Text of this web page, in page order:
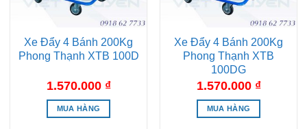
Xe Đẩy 4 Bánh 200Kg
Phong Thạnh XTB 100D
1.570.000 ₫
MUA HÀNG
Xe Đẩy 4 Bánh 200Kg
Phong Thạnh XTB
100DG
1.570.000 ₫
MUA HÀNG